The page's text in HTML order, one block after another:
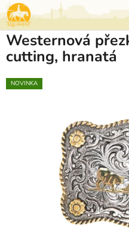
Přejít
na
obsah
Westernová
cutting, hranatá
NOVINKA